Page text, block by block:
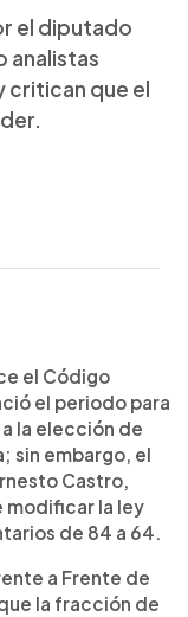
el diputado
analistas
critican que el
el Código
el periodo para
la elección de
sin embargo, el
Castro,
modificar la ley
de 84 a 64.
a Frente de
la fracción de